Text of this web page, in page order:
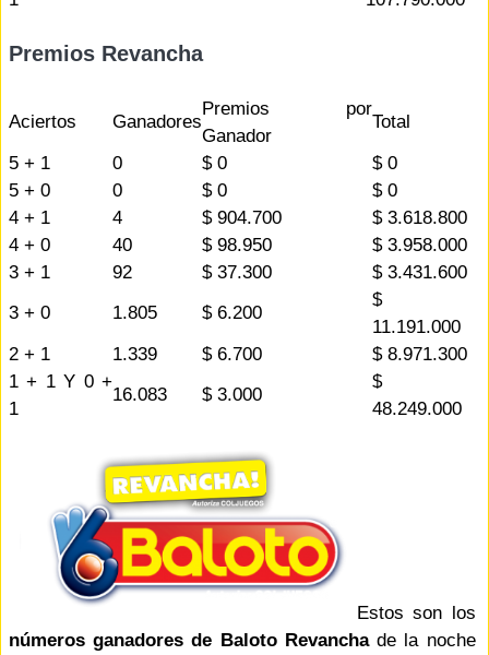
Premios Revancha
Aciertos Ganadores
Premios por
Ganador
Total
5 + 1
0 $ 0
$ 0
5 + 0
0 $ 0
$ 0
4 + 1
4 $ 904.700
$ 3.618.800
4 + 0
40 $ 98.950
$ 3.958.000
3 + 1
92 $ 37.300
$ 3.431.600
3 + 0
1.805 $ 6.200
$
11.191.000
2 + 1
1.339 $ 6.700
$ 8.971.300
1 + 1 Y 0 +
1
16.083 $ 3.000
$
48.249.000
Estos son los
números ganadores de Baloto Revanchade la noche